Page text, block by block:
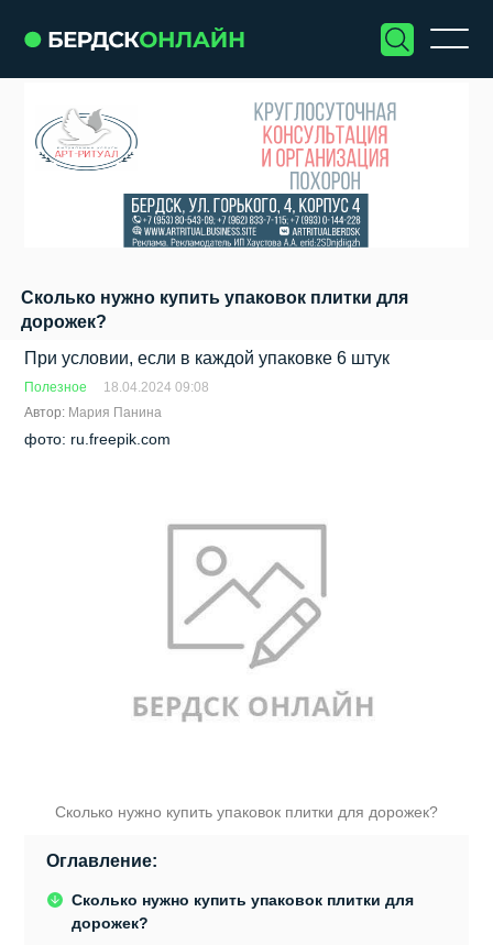
Сколько нужно купить упаковок плитки для
дорожек?
При условии, если в каждой упаковке 6 штук
Полезное
18.04.2024 09:08
Автор: Мария Панина
фото: ru.freepik.com
Сколько нужно купить упаковок плитки для дорожек?
Оглавление:
Сколько нужно купить упаковок плитки для
дорожек?